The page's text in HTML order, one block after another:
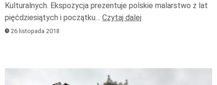
Kulturalnych. Ekspozycja prezentuje polskie malarstwo z lat
pięćdziesiątych i początku… Czytaj dalej
26 listopada 2018